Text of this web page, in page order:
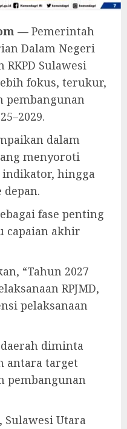
— Pemerintah
Dalam Negeri
Sulawesi
fokus, terukur,
pembangunan
dalam
menyoroti
indikator, hingga
fase penting
capaian akhir
“Tahun 2027
RPJMD,
pelaksanaan
diminta
antara target
pembangunan
Utara